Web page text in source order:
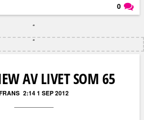
0
AV LIVET SOM 65
2:14 1 SEP 2012